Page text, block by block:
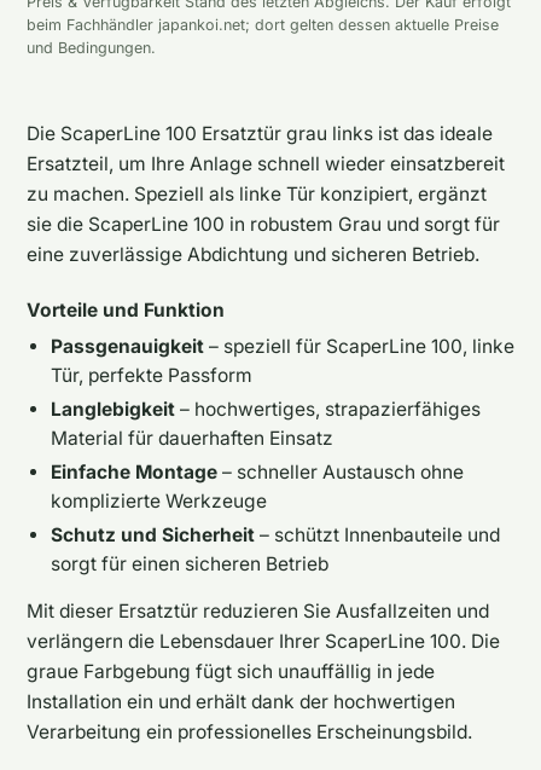
beim Fachhändler japankoi.net; dort gelten dessen aktuelle Preise
und Bedingungen.
Die ScaperLine 100 Ersatztür grau links ist das ideale
Ersatzteil, um Ihre Anlage schnell wieder einsatzbereit
zu machen. Speziell als linke Tür konzipiert, ergänzt
sie die ScaperLine 100 in robustem Grau und sorgt für
eine zuverlässige Abdichtung und sicheren Betrieb.
Vorteile und Funktion
Passgenauigkeit – speziell für ScaperLine 100, linke
Tür, perfekte Passform
Langlebigkeit – hochwertiges, strapazierfähiges
Material für dauerhaften Einsatz
Einfache Montage – schneller Austausch ohne
komplizierte Werkzeuge
Schutz und Sicherheit – schützt Innenbauteile und
sorgt für einen sicheren Betrieb
Mit dieser Ersatztür reduzieren Sie Ausfallzeiten und
verlängern die Lebensdauer Ihrer ScaperLine 100. Die
graue Farbgebung fügt sich unauffällig in jede
Installation ein und erhält dank der hochwertigen
Verarbeitung ein professionelles Erscheinungsbild.